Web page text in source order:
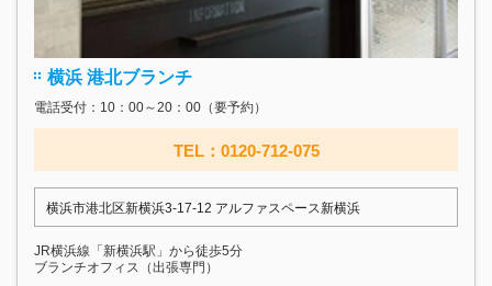
横浜 港北ブランチ
電話受付：10：00～20：00（要予約）
TEL：0120-712-075
横浜市港北区新横浜3-17‐12 アルファスペース新横浜
JR横浜線「新横浜駅」から徒歩5分
ブランチオフィス（出張専門）